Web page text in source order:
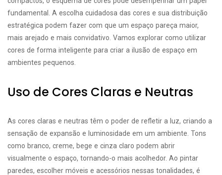
fundamental. A escolha cuidadosa das cores e sua distribuição
estratégica podem fazer com que um espaço pareça maior,
mais arejado e mais convidativo. Vamos explorar como utilizar
cores de forma inteligente para criar a ilusão de espaço em
ambientes pequenos.
Uso de Cores Claras e Neutras
As cores claras e neutras têm o poder de refletir a luz, criando a
sensação de expansão e luminosidade em um ambiente. Tons
como branco, creme, bege e cinza claro podem abrir
visualmente o espaço, tornando-o mais acolhedor. Ao pintar
paredes, escolher móveis e acessórios nessas tonalidades, é